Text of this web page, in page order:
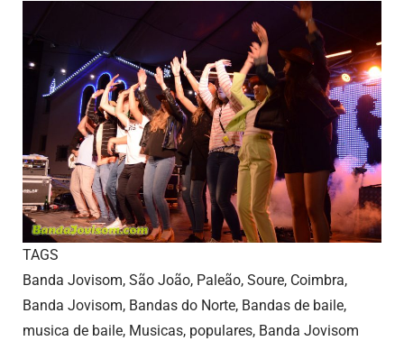
TAGS
Banda Jovisom, São João, Paleão, Soure, Coimbra,
Banda Jovisom, Bandas do Norte, Bandas de baile,
musica de baile, Musicas, populares, Banda Jovisom